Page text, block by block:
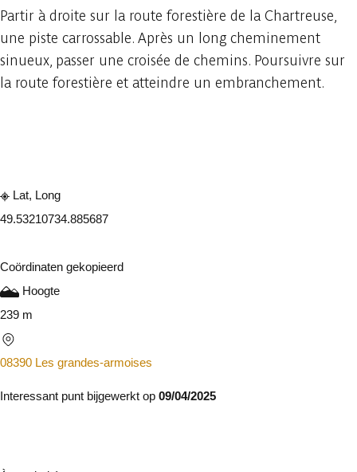
Partir à droite sur la route forestière de la Chartreuse,
une piste carrossable. Après un long cheminement
sinueux, passer une croisée de chemins. Poursuivre sur
la route forestière et atteindre un embranchement.
Lat, Long
49.53210734.885687
Coördinaten gekopieerd
Hoogte
239 m
08390 Les grandes-armoises
Interessant punt bijgewerkt op 09/04/2025